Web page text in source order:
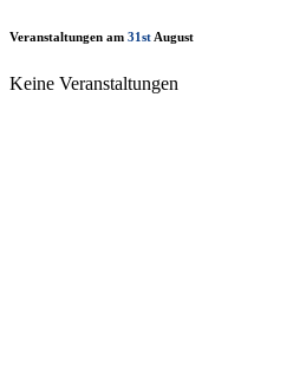
Veranstaltungen am 31st August
Keine Veranstaltungen